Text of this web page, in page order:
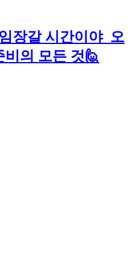
장갈 시간이야_오
의 모든 것🙋